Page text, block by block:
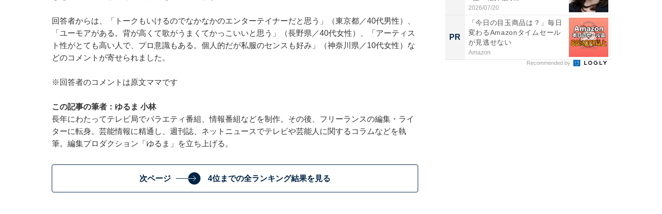
回答者からは、「トークもいけるのでなかなかのエンターテイナーだと思う」（東京都／40代男性）、
「ユーモアがある。背が高くて歌がうまくてかっこいいと思う」（長野県／40代女性）、「アーティス
ト性がとても高い人で、プロ意識もある。個人的だが私服のセンスも好み」（神奈川県／10代女性）な
どのコメントが寄せられました。
※回答者のコメントは原文ママです
この記事の筆者：ゆるま 小林
長年にわたってテレビ局でバラエティ番組、情報番組などを制作。その後、フリーランスの編集・ライ
ターに転身。芸能情報に精通し、週刊誌、ネットニュースでテレビや芸能人に関するコラムなどを執
筆。編集プロダクション「ゆるま」を立ち上げる。
次ページ 4位までの全ランキング結果を見る
2026/07/20
PR
「今日の目玉商品は？」毎日
変わるAmazonタイムセール
が見逃せない
Amazon
Recommended by